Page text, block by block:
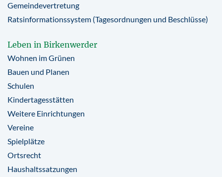
Gemeindevertretung
Ratsinformationssystem (Tagesordnungen und Beschlüsse)
Leben in Birkenwerder
Wohnen im Grünen
Bauen und Planen
Schulen
Kindertagesstätten
Weitere Einrichtungen
Vereine
Spielplätze
Ortsrecht
Haushaltssatzungen